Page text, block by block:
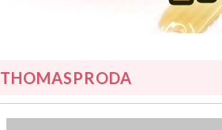
THOMASPRODA